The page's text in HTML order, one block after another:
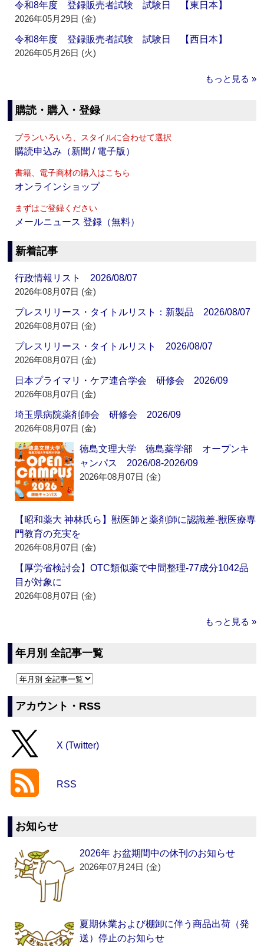
令和8年度 登録販売者試験 試験日 【東日本】
2026年05月29日 (金)
令和8年度 登録販売者試験 試験日 【西日本】
2026年05月26日 (火)
もっと見る »
購読・購入・登録
プランいろいろ、スタイルに合わせて選択
購読申込み（新聞 / 電子版）
書籍、電子商材の購入はこちら
オンラインショップ
まずはご登録ください
メールニュース 登録（無料）
新着記事
行政情報リスト 2026/08/07
2026年08月07日 (金)
プレスリリース・タイトルリスト：新製品 2026/08/07
2026年08月07日 (金)
プレスリリース・タイトルリスト 2026/08/07
2026年08月07日 (金)
日本プライマリ・ケア連合学会 研修会 2026/09
2026年08月07日 (金)
埼玉県病院薬剤師会 研修会 2026/09
2026年08月07日 (金)
徳島文理大学 徳島薬学部 オープンキ
ャンパス 2026/08-2026/09
2026年08月07日 (金)
【昭和薬大 神林氏ら】獣医師と薬剤師に認識差‐獣医療専
門教育の充実を
2026年08月07日 (金)
【厚労省検討会】OTC類似薬で中間整理‐77成分1042品
目が対象に
2026年08月07日 (金)
もっと見る »
年月別 全記事一覧
アカウント・RSS
X (Twitter)
RSS
お知らせ
2026年 お盆期間中の休刊のお知らせ
2026年07月24日 (金)
夏期休業および棚卸に伴う商品出荷（発
送）停止のお知らせ